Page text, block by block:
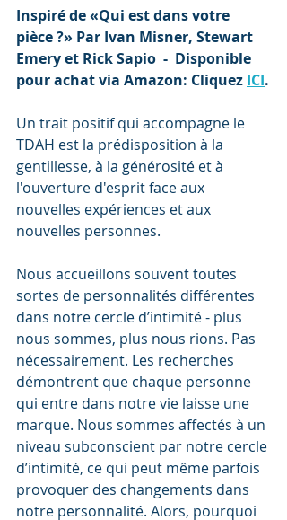
Inspiré de «Qui est dans votre
pièce ?» Par Ivan Misner, Stewart
Emery et Rick Sapio  -  Disponible
pour achat via Amazon: Cliquez ICI.
Un trait positif qui accompagne le
TDAH est la prédisposition à la
gentillesse, à la générosité et à
l'ouverture d'esprit face aux
nouvelles expériences et aux
nouvelles personnes.
Nous accueillons souvent toutes
sortes de personnalités différentes
dans notre cercle d’intimité - plus
nous sommes, plus nous rions. Pas
nécessairement. Les recherches
démontrent que chaque personne
qui entre dans notre vie laisse une
marque. Nous sommes affectés à un
niveau subconscient par notre cercle
d’intimité, ce qui peut même parfois
provoquer des changements dans
notre personnalité. Alors, pourquoi